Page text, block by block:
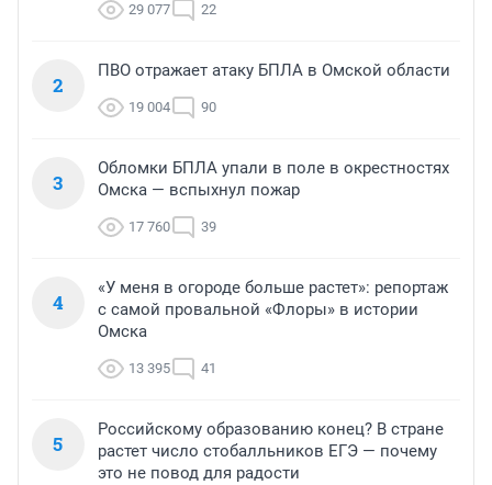
29 077 22
2
ПВО отражает атаку БПЛА в Омской области
19 004 90
3
Обломки БПЛА упали в поле в окрестностях
Омска — вспыхнул пожар
17 760 39
4
«У меня в огороде больше растет»: репортаж
с самой провальной «Флоры» в истории
Омска
13 395 41
5
Российскому образованию конец? В стране
растет число стобалльников ЕГЭ — почему
это не повод для радости